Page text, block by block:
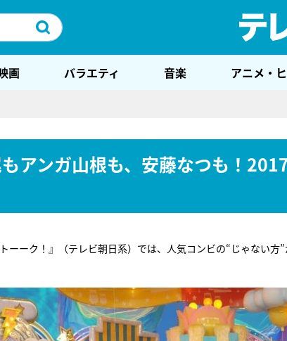
画 バラエティ 音楽 アニメ・
アンガ山根も、安藤なつも！
ーーク！』（テレビ朝日系）では、人気コンビの“じゃない